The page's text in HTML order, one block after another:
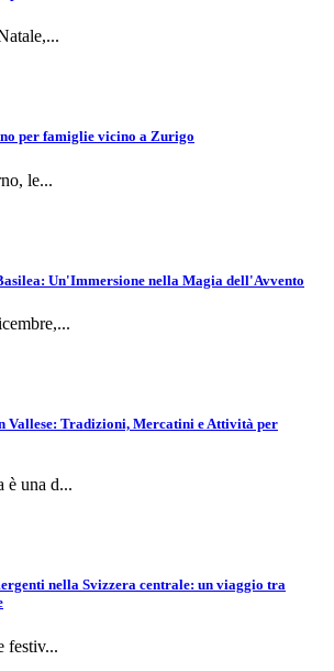
per famiglie vicino a Zurigo
le...
Un'Immersione nella Magia dell'Avvento
Vallese: Tradizioni, Mercatini e Attività per
è una d...
nella Svizzera centrale: un viaggio tra
festiv...